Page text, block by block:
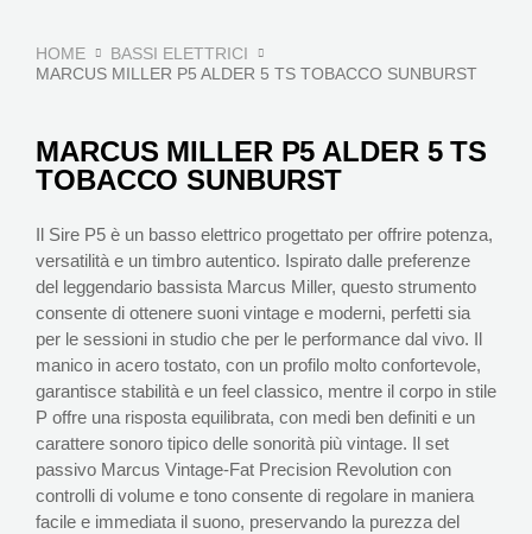
HOME
BASSI ELETTRICI
MARCUS MILLER P5 ALDER 5 TS TOBACCO SUNBURST
MARCUS MILLER P5 ALDER 5 TS
TOBACCO SUNBURST
Il Sire P5 è un basso elettrico progettato per offrire potenza,
versatilità e un timbro autentico. Ispirato dalle preferenze
del leggendario bassista Marcus Miller, questo strumento
consente di ottenere suoni vintage e moderni, perfetti sia
per le sessioni in studio che per le performance dal vivo. Il
manico in acero tostato, con un profilo molto confortevole,
garantisce stabilità e un feel classico, mentre il corpo in stile
P offre una risposta equilibrata, con medi ben definiti e un
carattere sonoro tipico delle sonorità più vintage. Il set
passivo Marcus Vintage-Fat Precision Revolution con
controlli di volume e tono consente di regolare in maniera
facile e immediata il suono, preservando la purezza del